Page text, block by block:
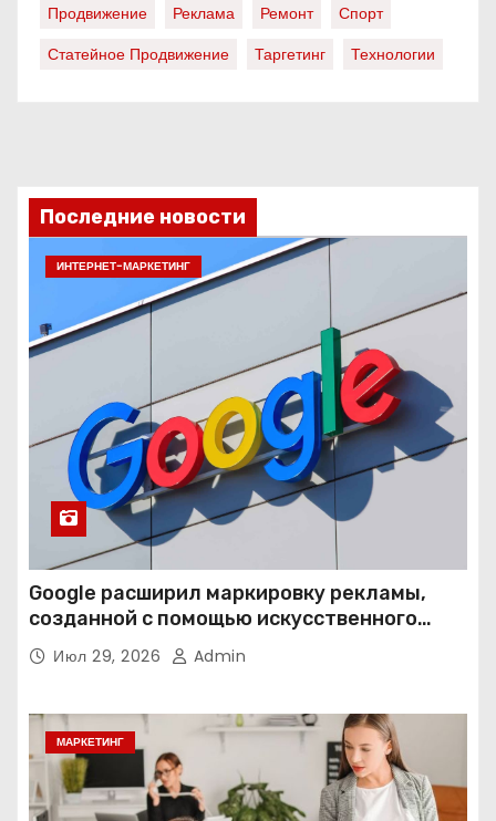
Продвижение
Реклама Ремонт
Спорт
Статейное Продвижение
Таргетинг Технологии
Последние новости
ИНТЕРНЕТ-МАРКЕТИНГ
Google расширил маркировку рекламы,
созданной с помощью искусственного
интеллекта
Июл 29, 2026 Admin
МАРКЕТИНГ